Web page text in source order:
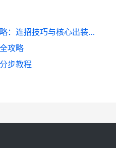
王者荣耀诸葛亮进阶攻略：连招技巧与核心出装解析
攻略
步教程